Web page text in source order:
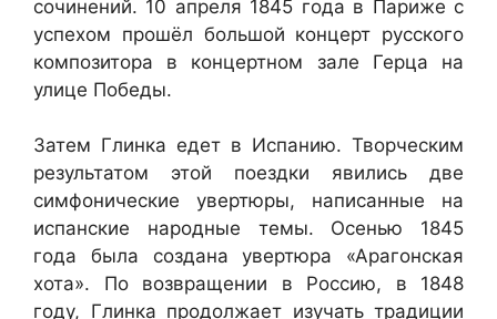
сочинений. 10 апреля 1845 года в Париже с
успехом прошёл большой концерт русского
композитора в концертном зале Герца на
улице Победы.
Затем Глинка едет в Испанию. Творческим
результатом этой поездки явились две
симфонические увертюры, написанные на
испанские народные темы. Осенью 1845
года была создана увертюра «Арагонская
хота». По возвращении в Россию, в 1848
году, Глинка продолжает изучать традиции